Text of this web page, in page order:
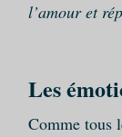
l’amour et
Les
Comme tous